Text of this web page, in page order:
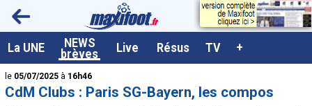
La UNE NEWS
brèves Live Résus TV +
<
le 05/07/2025 à 16h46
CdM Clubs : Paris SG-Bayern, les compos
A la UNE
Dernières brèves
Live / Matchs en direct